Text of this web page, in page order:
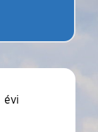
évi